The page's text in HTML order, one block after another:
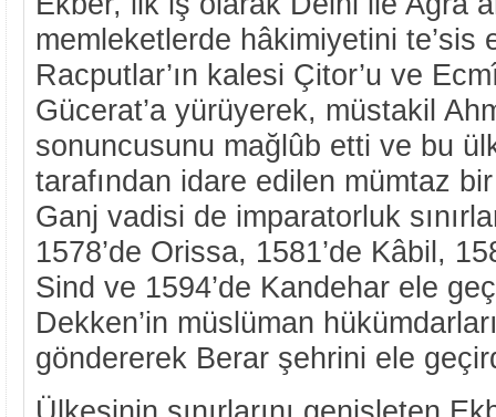
memleketlerde hâkimiyetini te’sis
Racputlar’ın kalesi Çitor’u ve
Gücerat’a yürüyerek, müstakil
sonuncusunu mağlûb etti ve bu
tarafından idare edilen mümtaz
Ganj vadisi de imparatorluk
1578’de Orissa, 1581’de Kâbil,
Sind ve 1594’de Kandehar ele
Dekken’in müslüman
göndererek Berar şehrini ele